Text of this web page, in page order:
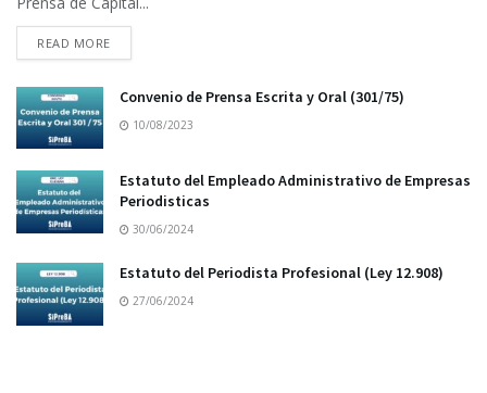
READ MORE
Convenio de Prensa Escrita y Oral (301/75)
10/08/2023
Estatuto del Empleado Administrativo de Empresas
Periodisticas
30/06/2024
Estatuto del Periodista Profesional (Ley 12.908)
27/06/2024